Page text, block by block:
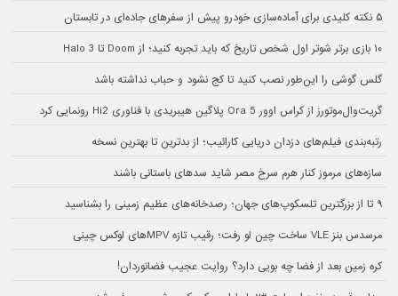
۵ نکته کلیدی برای آماده‌سازی خودرو پیش از سفرهای جاده‌ای در تابستان
۱۰ بازی برتر شوتر اول شخص تاریخ که باید تجربه کنید؛ از Doom تا Halo 3
گلس گوشی را این‌طور نصب کنید تا کج نشود و حباب نداشته باشد
گریت‌وال‌موتورز از کراس اوور Ora 5 پلاگین هیبریدی با فناوری Hi2 رونمایی کرد
رتبه‌بندی فیلم‌های دزدان دریایی کارائیب؛ از بدترین تا بهترین نسخه
سازه‌های مرموز کنار هرم سرخ مصر شاید سدهای باستانی باشند
۹ تا از بزرگترین تلسکوپ‌های جهان؛ رصدخانه‌های عظیم زمینی را بشناسید
مرسدس بنز VLE ساخت چین لو رفت؛ رقیب تازه MPVهای لوکس چینی
کره زمین بعد از فضا چه بویی دارد؟ روایت عجیب فضانوردان!